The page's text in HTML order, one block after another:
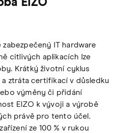
EIZO
IT hardware
citlivých aplikacích lze
Krátký životní cyklus
ztráta certifikací v důsledku
výměny či přidání
EIZO k vývoji a výrobě
právě pro tento účel.
ze 100 % v rukou